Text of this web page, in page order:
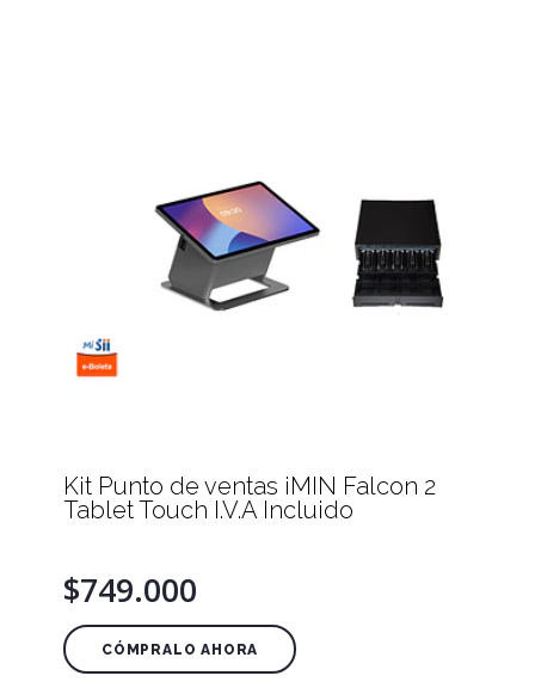
Kit Punto de ventas iMIN Falcon 2
Tablet Touch I.V.A Incluido
$749.000
CÓMPRALO AHORA